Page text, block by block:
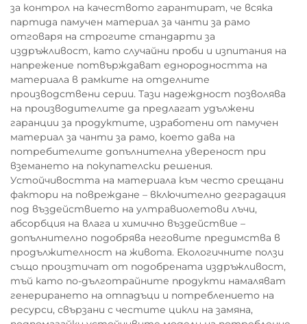
за контрол на качеството гарантират, че всяка
партида памучен материал за чанти за рамо
отговаря на строгите стандарти за
издръжливост, като случайни проби и изпитания на
напрежение потвърждават еднородността на
материала в рамките на отделните
производствени серии. Тази надеждност позволява
на производителите да предлагат удължени
гаранции за продуктите, изработени от памучен
материал за чанти за рамо, което дава на
потребителите допълнителна увереност при
вземането на покупателски решения.
Устойчивостта на материала към често срещани
фактори на повреждане – включително деградация
под въздействието на ултравиолетови лъчи,
абсорбция на влага и химично въздействие –
допълнително подобрява неговите предимства в
продължителност на живота. Екологичните ползи
също произтичат от подобрената издръжливост,
тъй като по-дълготрайните продукти намаляват
генерирането на отпадъци и потреблението на
ресурси, свързани с честите цикли на замяна,